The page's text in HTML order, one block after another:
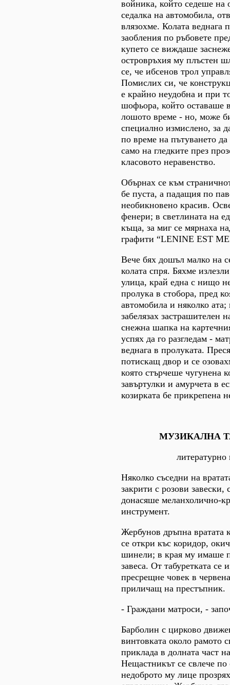
войника, който седеше на
седалка на автомобила,
влязохме. Колата веднага
заобления по ръбовете
купето се виждаше
островръхия му плъстен
се, че ибсенов трол
Помислих си, че
е крайно неудобна и при
шофьора, който оставаше
лошото време - но, може
специално измислено, за
по време на пътуването
само на гледките през
класовото неравенство.
Обърнах се към
бе пуста, а падащия по
необикновено красив.
фенери; в светлината на
къща, за миг се мярнаха
графити “LENINE EST
Вече бях дошъл малко на
колата спря. Бяхме
улица, край една с нищо
пролука в стобора, пред
автомобила и няколко ата;
забелязах застрашителен
снежна шапка на
успях да го разгледам -
веднага в пролуката.
потискащ двор и се
която стърчеше чугунена
завъртулки и амурчета в
козирката бе прикрепена
МУЗИКАЛНА
литературно
Няколко съседни на
закрити с розови завески,
донасяше меланхолично-
инструмент.
Жербунов дръпна вратата
се откри къс коридор,
шинели; в края му имаше
завеса. От табуретката се
пресрещне човек в
приличащ на престъпник.
- Граждани матроси, -
Барболин с цирково
винтовката около рамото
приклада в долната част
Нещастникът се свлече по
недоброто му лице